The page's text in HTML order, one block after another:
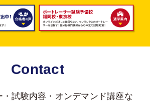
Contact
・試験内容・オンデマンド講座な